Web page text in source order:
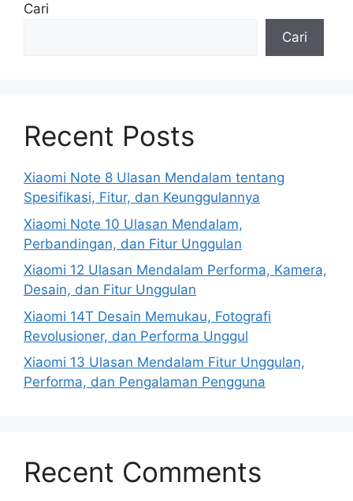
Cari
Cari
Recent Posts
Xiaomi Note 8 Ulasan Mendalam tentang
Spesifikasi, Fitur, dan Keunggulannya
Xiaomi Note 10 Ulasan Mendalam,
Perbandingan, dan Fitur Unggulan
Xiaomi 12 Ulasan Mendalam Performa, Kamera,
Desain, dan Fitur Unggulan
Xiaomi 14T Desain Memukau, Fotografi
Revolusioner, dan Performa Unggul
Xiaomi 13 Ulasan Mendalam Fitur Unggulan,
Performa, dan Pengalaman Pengguna
Recent Comments